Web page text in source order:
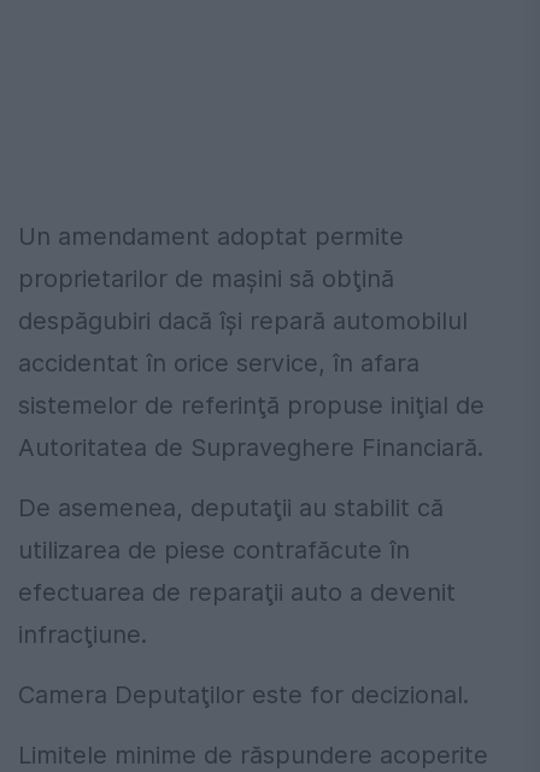
Un amendament adoptat permite
proprietarilor de maşini să obţină
despăgubiri dacă îşi repară automobilul
accidentat în orice service, în afara
sistemelor de referinţă propuse iniţial de
Autoritatea de Supraveghere Financiară.
De asemenea, deputaţii au stabilit că
utilizarea de piese contrafăcute în
efectuarea de reparaţii auto a devenit
infracţiune.
Camera Deputaţilor este for decizional.
Limitele minime de răspundere acoperite